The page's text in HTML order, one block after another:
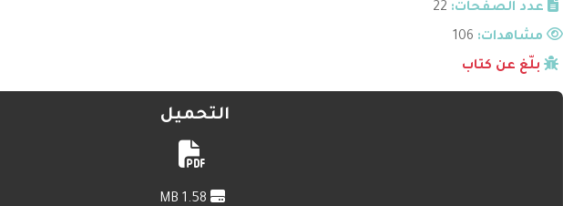
عدد الصفحات: 22
مشاهدات:
بلّغ عن كتاب
التحميل